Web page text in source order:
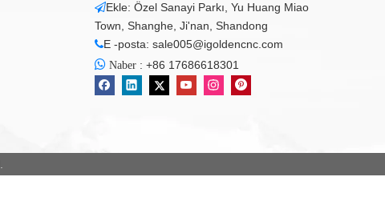
Ekle: Özel Sanayi Parkı, Yu Huang Miao
Town, Shanghe, Ji'nan, Shandong
E -posta: sale005@igoldencnc.com
 Naber : +86 17686618301